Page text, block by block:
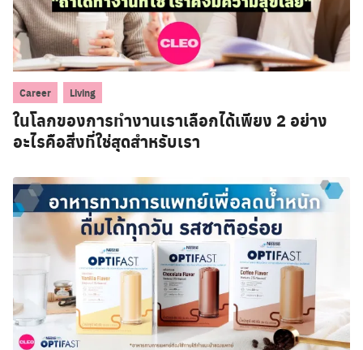
Career Living
ในโลกของการทำงานเราเลือกได้เพียง 2 อย่าง
อะไรคือสิ่งที่ใช่สุดสำหรับเรา